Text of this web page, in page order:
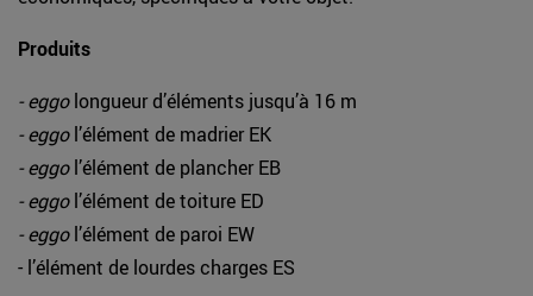
Produits
- eggolongueur d’éléments jusqu’à 16 m
- eggol’élément de madrier EK
- eggol’élément de plancher EB
- eggol’élément de toiture ED
- eggol’élément de paroi EW
- l’élément de lourdes charges ES